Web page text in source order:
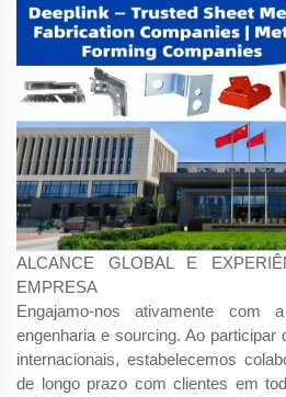
ALCANCE GLOBAL E
EMPRESA
Engajamo-nos ativamente com
engenharia e sourcing. Ao participar
internacionais, estabelecemos
de longo prazo com clientes em